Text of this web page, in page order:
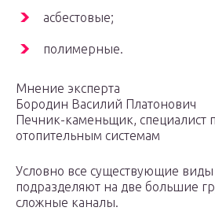
асбестовые;
полимерные.
Мнение эксперта
Бородин Василий Платонович
Печник-каменьщик, специалист
отопительным системам
Условно все существующие
подразделяют на две большие
сложные каналы.